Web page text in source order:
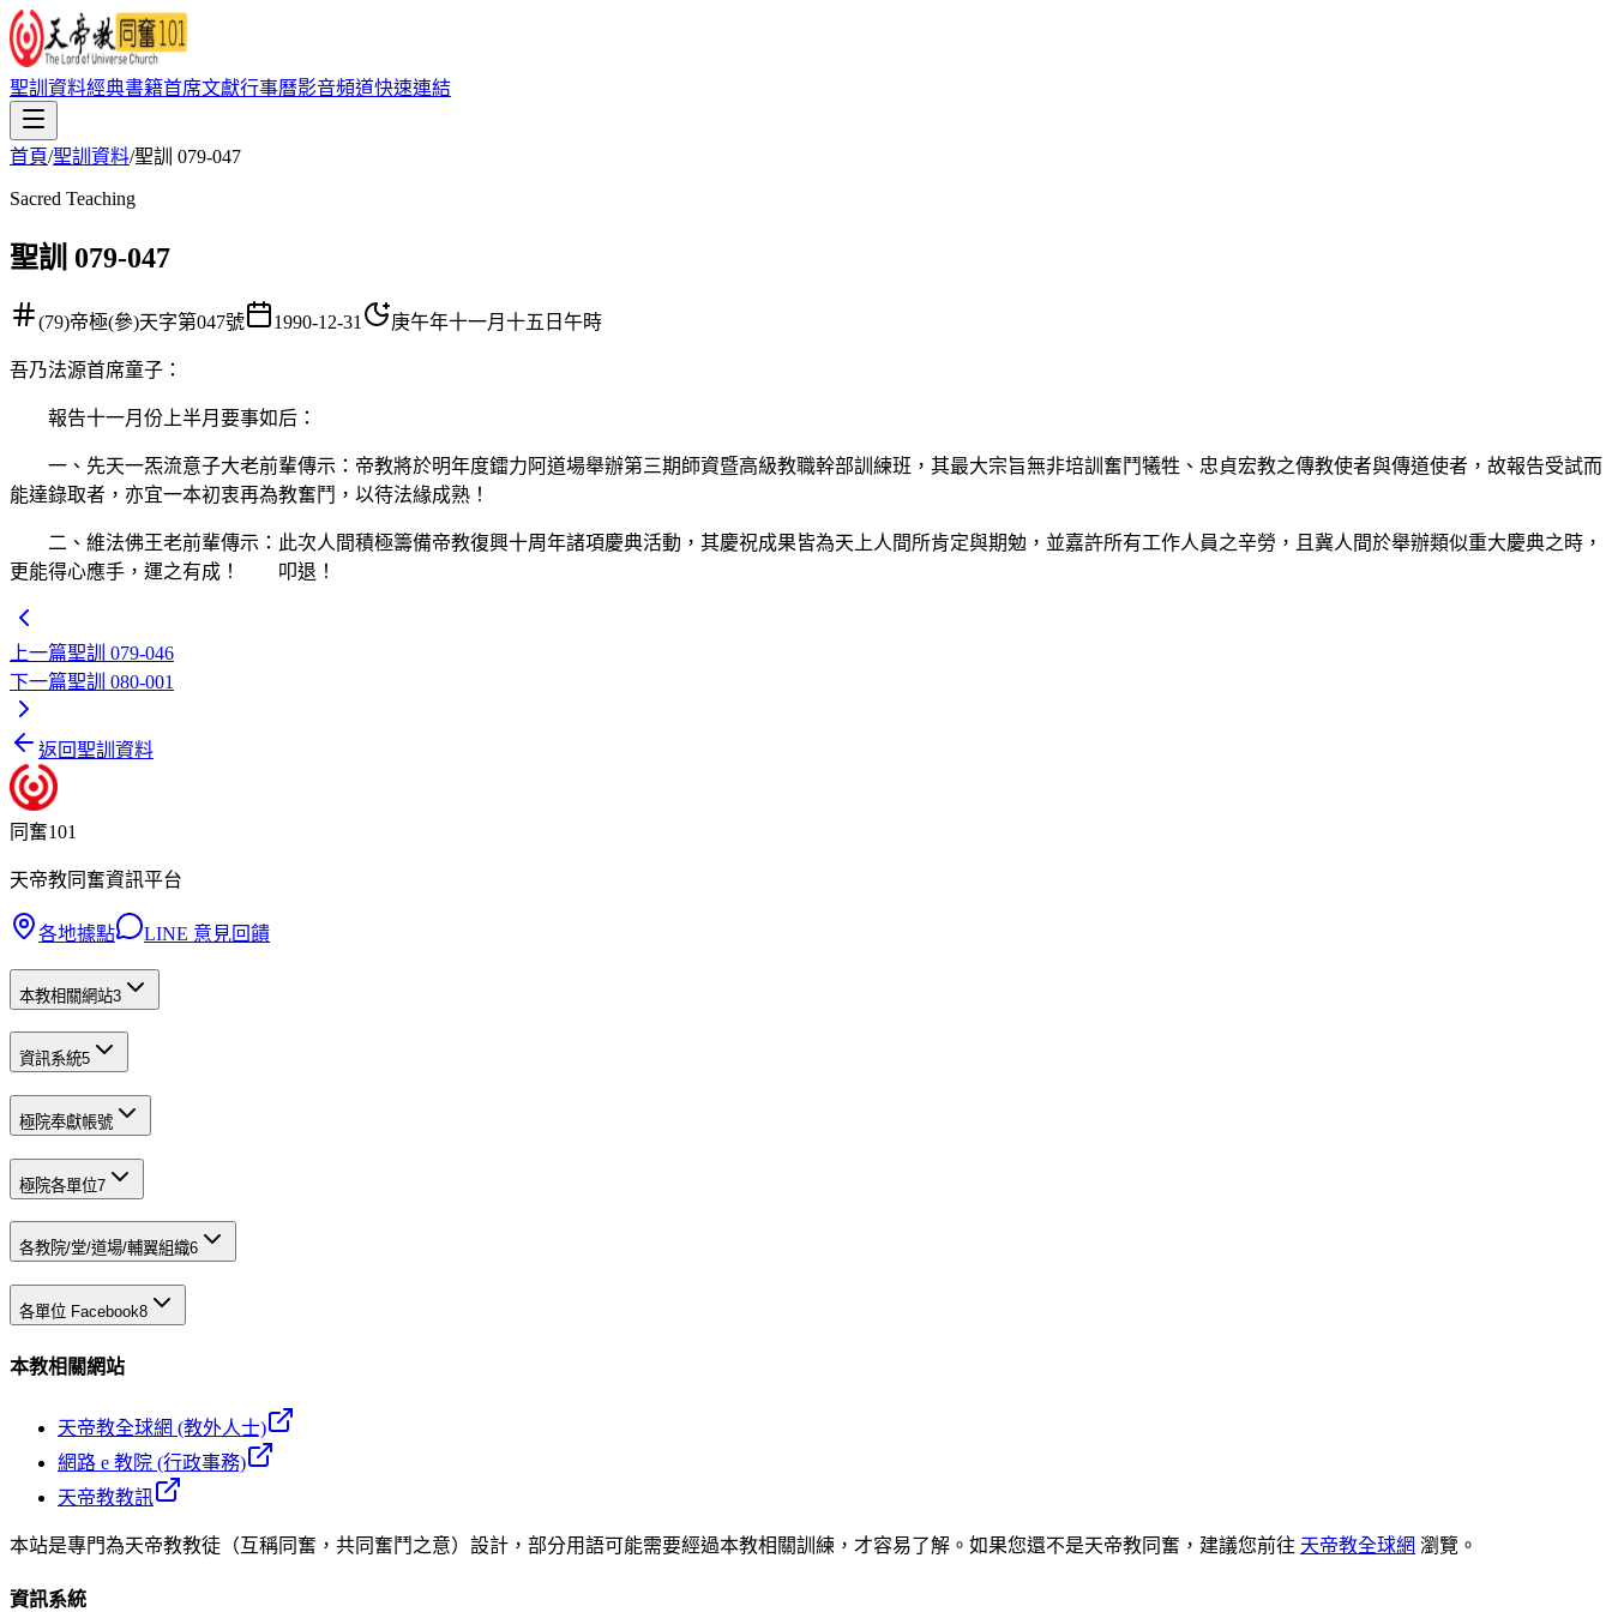
聖訓資料經典書籍首席文獻行事曆影音頻道快速連結
首頁/聖訓資料/聖訓 079-047
Sacred Teaching
聖訓 079-047
(79)帝極(參)天字第047號 1990-12-31 庚午年十一月十五日午時
吾乃法源首席童子 ：
報告十一月份上半月要事如后：
一、先天一炁流意子大老前輩傳示：帝教將於明年度鐳力阿道場舉辦第三期師資暨高級教職幹部訓練班，其最大宗旨無非培訓奮鬥犧牲、忠貞宏教之傳教使者與傳道使者，故報告受試而
能達錄取者，亦宜一本初衷再為教奮鬥，以待法緣成熟！
二、維法佛王老前輩傳示：此次人間積極籌備帝教復興十周年諸項慶典活動，其慶祝成果皆為天上人間所肯定與期勉，並嘉許所有工作人員之辛勞，且冀人間於舉辦類似重大慶典之時，
更能得心應手，運之有成！ 叩退！
上一篇聖訓 079-046
下一篇聖訓 080-001
返回聖訓資料
同奮101
天帝教同奮資訊平台
各地據點 LINE 意見回饋
本教相關網站3
資訊系統5
極院奉獻帳號
極院各單位7
各教院/堂/道場/輔翼組織6
各單位 Facebook8
本教相關網站
天帝教全球網 (教外人士)
網路 e 教院 (行政事務)
天帝教教訊
本站是專門為天帝教教徒（互稱同奮，共同奮鬥之意）設計，部分用語可能需要經過本教相關訓練，才容易了解。如果您還不是天帝教同奮，建議您前往 天帝教全球網 瀏覽。
資訊系統